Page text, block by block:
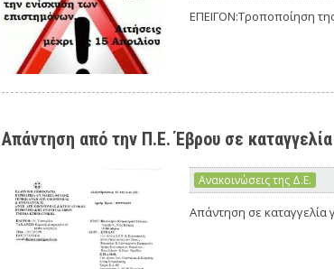
ΕΠΕΙΓΟΝ:Τροποποίηση
Απάντηση από την Π.Ε. Έβρου σε
Ανακοινώσεις της Δ.Ε.
Απάντηση σε